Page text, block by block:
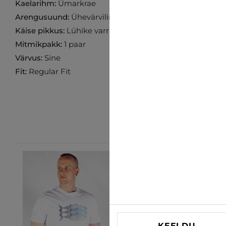
Kaelarihm: Ümarkrae
Arengusuund: Ühevärviline
Käise pikkus: Lühike varrukas
Mitmikpakk: 1 paar
Värvus: Sine
Fit: Regular Fit